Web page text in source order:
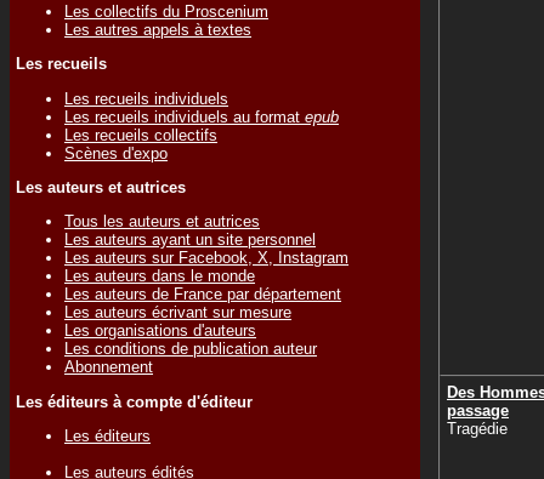
Les collectifs du Proscenium
Les autres appels à textes
Les recueils
Les recueils individuels
Les recueils individuels au format epub
Les recueils collectifs
Scènes d'expo
Les auteurs et autrices
Tous les auteurs et autrices
Les auteurs ayant un site personnel
Les auteurs sur Facebook, X, Instagram
Les auteurs dans le monde
Les auteurs de France par département
Les auteurs écrivant sur mesure
Les organisations d'auteurs
Les conditions de publication auteur
Abonnement
Les éditeurs à compte d'éditeur
Les éditeurs
Les auteurs édités
Des
passage
Tragédie